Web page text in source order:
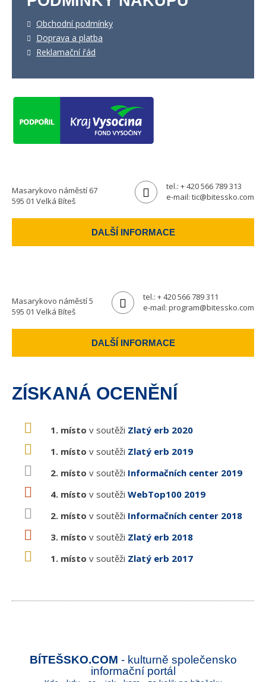
Obchodní podmínky
Doprava a platba
Reklamační řád
Masarykovo náměstí 67
595 01 Velká Bíteš
tel.: + 420 566 789 313
e-mail: tic@bitessko.com
DALŠÍ INFORMACE
Masarykovo náměstí 5
595 01 Velká Bíteš
tel.: + 420 566 789 311
e-mail: program@bitessko.com
DALŠÍ INFORMACE
ZÍSKANÁ OCENĚNÍ
1. místo v soutěži Zlatý erb 2020
1. místo v soutěži Zlatý erb 2019
2. místo v soutěži Informačních center 2019
4. místo v soutěži WebTop100 2019
2. místo v soutěži Informačních center 2018
3. místo v soutěži Zlatý erb 2018
1. místo v soutěži Zlatý erb 2017
BÍTEŠSKO.COM - kulturně společensko
informační portál